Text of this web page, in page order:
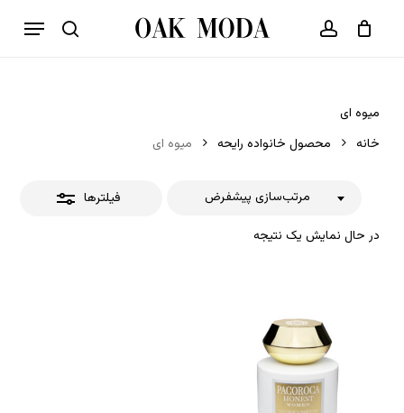
جستجو حساب کاربری
فهرست
سبد خرید بستن
میوه ای
خانه
محصول خانواده رایحه میوه ای
فیلترها
در حال نمایش یک نتیجه
مرتب‌سازی پیشفرض
بستن